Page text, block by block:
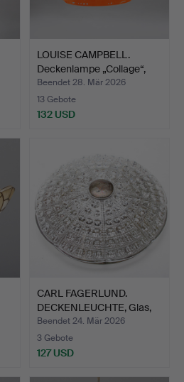
LOUISE CAMPBELL.
Deckenlampe „Collage“,
Ty…
Beendet 28. Mär 2026
13 Gebote
132 USD
CARL FAGERLUND.
DECKENLEUCHTE, Glas,
Metal…
Beendet 24. Mär 2026
3 Gebote
127 USD